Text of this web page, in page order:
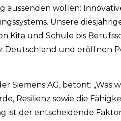
aussenden wollen:
Unsere
Kita und Schule bis
Deutschland und eröffnen
Siemens AG, betont: „Was
Resilienz sowie die
ist der entscheidende